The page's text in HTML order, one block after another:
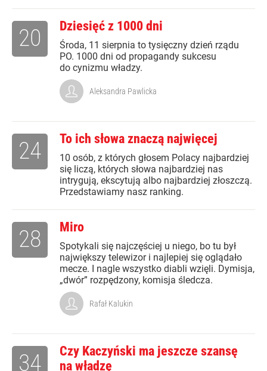
Dziesięć z 1000 dni
Środa, 11 sierpnia to tysięczny dzień rządu
PO. 1000 dni od propagandy sukcesu
do cynizmu władzy.
20
Aleksandra Pawlicka
To ich słowa znaczą najwięcej
10 osób, z których głosem Polacy najbardziej
się liczą, których słowa najbardziej nas
intrygują, ekscytują albo najbardziej złoszczą.
Przedstawiamy nasz ranking.
24
Miro
Spotykali się najczęściej u niego, bo tu był
największy telewizor i najlepiej się oglądało
mecze. I nagle wszystko diabli wzięli. Dymisja,
„dwór” rozpędzony, komisja śledcza.
28
Rafał Kalukin
Czy Kaczyński ma jeszcze szansę
na władzę
34